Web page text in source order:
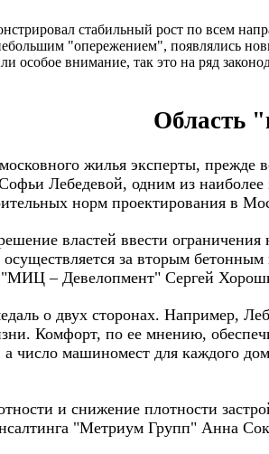
стабильный рост по всем
"опережением", появлялись
внимание, так это на ряд
Область
жилья эксперты,
Лебедевой, одним из
норм проектирования в
властей ввести
за вторым
"МИЦ – Девелопмент" Сергей
о двух сторонах. Например,
Комфорт, по ее мнению,
а число машиномест для каждого
и снижение плотности
"Метриум Групп" Анна